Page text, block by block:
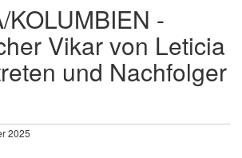
KOLUMBIEN -
Vikar von Leticia
und Nachfolger
2025